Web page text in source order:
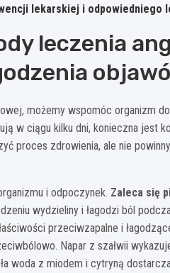
lekarskiej i odpowiedniego
leczenia
możemy wspomóc organizm
w ciągu kilku dni, konieczna jest
proces zdrowienia, ale nie
i odpoczynek. Zaleca się
wydzieliny i łagodzi ból
przeciwzapalne i
Napar z szałwii
woda z miodem i cytryną